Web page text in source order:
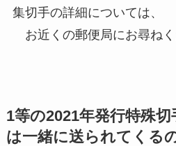
集切手の詳細については、
お近くの郵便局にお尋ねく
1等の2021年発行特殊切
は一緒に送られてくる